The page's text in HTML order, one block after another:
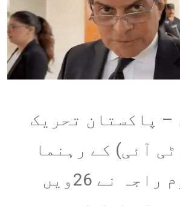
– پاکستان تحریک
آئی) کے رہنما
سلمان اکرم راجہ نے 26ویں